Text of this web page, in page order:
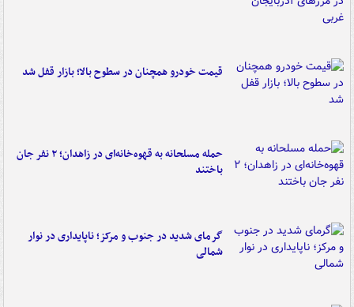
قیمت خودرو همچنان در سطوح بالا؛ بازار قفل شد
حمله مسلحانه به قهوه‌خانه‌ای در زاهدان؛ ۲ نفر جان
باختند
گرمای شدید در جنوب و مرکز؛ ناپایداری در نوار
شمالی